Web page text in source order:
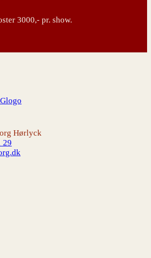
3000,- pr. show.
Hørlyck
29